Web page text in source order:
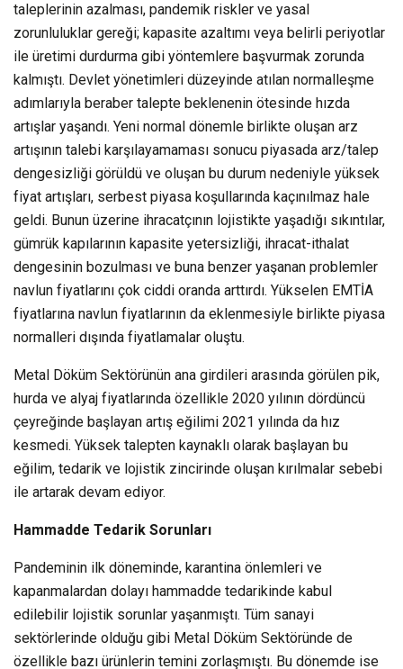
taleplerinin azalması, pandemik riskler ve yasal
zorunluluklar gereği; kapasite azaltımı veya belirli periyotlar
ile üretimi durdurma gibi yöntemlere başvurmak zorunda
kalmıştı. Devlet yönetimleri düzeyinde atılan normalleşme
adımlarıyla beraber talepte beklenenin ötesinde hızda
artışlar yaşandı. Yeni normal dönemle birlikte oluşan arz
artışının talebi karşılayamaması sonucu piyasada arz/talep
dengesizliği görüldü ve oluşan bu durum nedeniyle yüksek
fiyat artışları, serbest piyasa koşullarında kaçınılmaz hale
geldi. Bunun üzerine ihracatçının lojistikte yaşadığı sıkıntılar,
gümrük kapılarının kapasite yetersizliği, ihracat-ithalat
dengesinin bozulması ve buna benzer yaşanan problemler
navlun fiyatlarını çok ciddi oranda arttırdı. Yükselen EMTİA
fiyatlarına navlun fiyatlarının da eklenmesiyle birlikte piyasa
normalleri dışında fiyatlamalar oluştu.
Metal Döküm Sektörünün ana girdileri arasında görülen pik,
hurda ve alyaj fiyatlarında özellikle 2020 yılının dördüncü
çeyreğinde başlayan artış eğilimi 2021 yılında da hız
kesmedi. Yüksek talepten kaynaklı olarak başlayan bu
eğilim, tedarik ve lojistik zincirinde oluşan kırılmalar sebebi
ile artarak devam ediyor.
Hammadde Tedarik Sorunları
Pandeminin ilk döneminde, karantina önlemleri ve
kapanmalardan dolayı hammadde tedarikinde kabul
edilebilir lojistik sorunlar yaşanmıştı. Tüm sanayi
sektörlerinde olduğu gibi Metal Döküm Sektöründe de
özellikle bazı ürünlerin temini zorlaşmıştı. Bu dönemde ise